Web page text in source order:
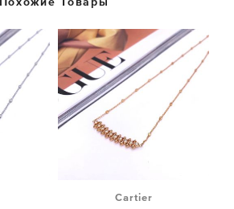
Cartier